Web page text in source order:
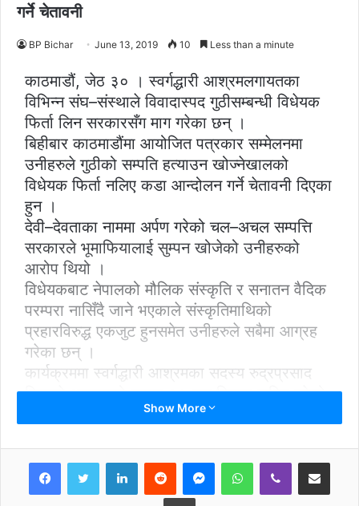
गर्ने चेतावनी
BP Bichar June 13, 2019 10 Less than a minute
काठमाडौं, जेठ ३० । स्वर्गद्धारी आश्रमलगायतका
विभिन्न संघ–संस्थाले विवादास्पद गुठीसम्बन्धी विधेयक
फिर्ता लिन सरकारसँग माग गरेका छन् ।
बिहीबार काठमाडौंमा आयोजित पत्रकार सम्मेलनमा
उनीहरुले गुठीको सम्पति हत्याउन खोज्नेखालको
विधेयक फिर्ता नलिए कडा आन्दोलन गर्ने चेतावनी दिएका
हुन ।
देवी–देवताका नाममा अर्पण गरेको चल–अचल सम्पत्ति
सरकारले भूमाफियालाई सुम्पन खोजेको उनीहरुको
आरोप थियो ।
विधेयकबाट नेपालको मौलिक संस्कृति र सनातन वैदिक
परम्परा नासिँदै जाने भएकाले संस्कृतिमाथिको
प्रहारविरुद्ध एकजुट हुनसमेत उनीहरुले सबैमा आग्रह
गरेका छन् ।
कार्यक्रममा स्वर्गद्धारी आश्रमका सदस्य रुद्रप्रसाद
मिश्रले आश्रमको नाममा ११ सय विगाहा जमिन रहेको
भन्दै गुठीको जग्गा बचाऔं अभियान सन्चालन गरिने
Show More
LinkedInReddit MessengerWhatsAppViber Share via Email
Print